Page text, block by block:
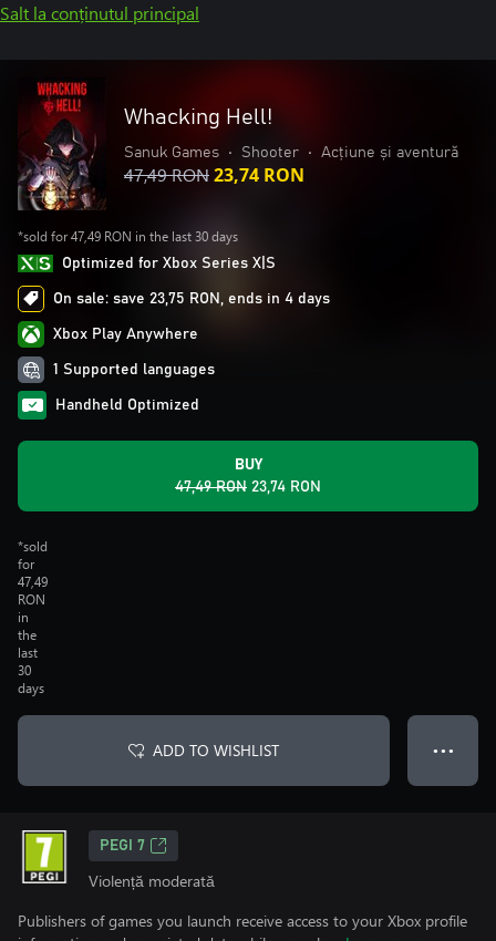
Salt la conținutul principal
Whacking Hell!
Sanuk Games • Shooter • Acțiune și aventură
47,49 RON23,74 RON
*sold for 47,49 RON in the last 30 days
Optimized for Xbox Series X|S
On sale: save 23,75 RON, ends in 4 days
Xbox Play Anywhere
1 Supported languages
Handheld Optimized
BUY
47,49 RON 23,74 RON
*sold
for
47,49
RON
in
the
last
30
days
ADD TO WISHLIST ● ● ●
PEGI 7
Violență moderată
Publishers of games you launch receive access to your Xbox profile